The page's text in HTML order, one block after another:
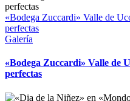
«Bodega Zuccardi» Valle de
perfectas
Galería
«Bodega Zuccardi» Valle de
perfectas